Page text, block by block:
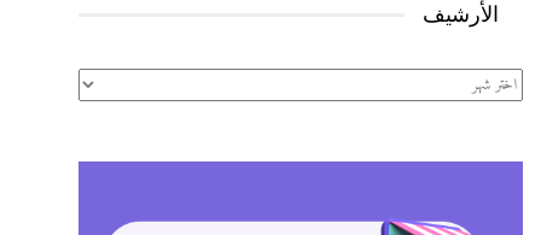
الأرشيف
الأرشيف